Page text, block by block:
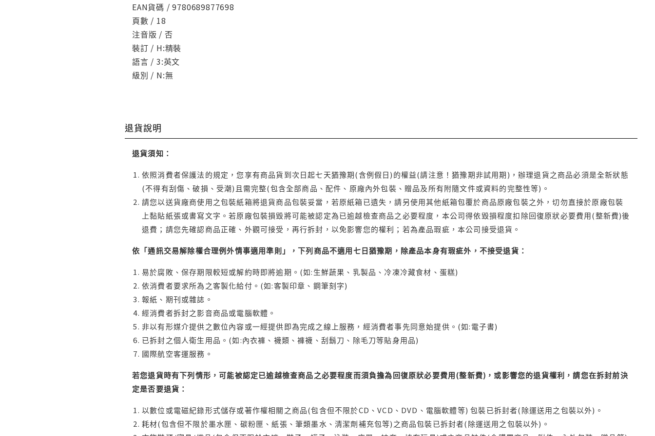
EAN貨碼 / 9780689877698
頁數 / 18
注音版 / 否
裝訂 / H:精裝
語言 / 3:英文
級別 / N:無
退貨說明
退貨須知：
依照消費者保護法的規定，您享有商品貨到次日起七天猶豫期(含例假日)的權益(請注意！猶豫期非試用期)，辦理退貨之商品必須是全新狀態
(不得有刮傷、破損、受潮)且需完整(包含全部商品、配件、原廠內外包裝、贈品及所有附隨文件或資料的完整性等)。
請您以送貨廠商使用之包裝紙箱將退貨商品包裝妥當，若原紙箱已遺失，請另使用其他紙箱包覆於商品原廠包裝之外，切勿直接於原廠包裝
上黏貼紙張或書寫文字。若原廠包裝損毀將可能被認定為已逾越檢查商品之必要程度，本公司得依毀損程度扣除回復原狀必要費用(整新費)後
退費；請您先確認商品正確、外觀可接受，再行拆封，以免影響您的權利；若為產品瑕疵，本公司接受退貨。
依「通訊交易解除權合理例外情事適用準則」，下列商品不適用七日猶豫期，除產品本身有瑕疵外，不接受退貨：
易於腐敗、保存期限較短或解約時即將逾期。(如:生鮮蔬果、乳製品、冷凍冷藏食材、蛋糕)
依消費者要求所為之客製化給付。(如:客製印章、鋼筆刻字)
報紙、期刊或雜誌。
經消費者拆封之影音商品或電腦軟體。
非以有形媒介提供之數位內容或一經提供即為完成之線上服務，經消費者事先同意始提供。(如:電子書)
已拆封之個人衛生用品。(如:內衣褲、襪類、褲襪、刮鬍刀、除毛刀等貼身用品)
國際航空客運服務。
若您退貨時有下列情形，可能被認定已逾越檢查商品之必要程度而須負擔為回復原狀必要費用(整新費)，或影響您的退貨權利，請您在拆封前決
定是否要退貨：
以數位或電磁紀錄形式儲存或著作權相關之商品(包含但不限於CD、VCD、DVD、電腦軟體等) 包裝已拆封者(除運送用之包裝以外)。
耗材(包含但不限於墨水匣、碳粉匣、紙張、筆類墨水、清潔劑補充包等)之商品包裝已拆封者(除運送用之包裝以外)。